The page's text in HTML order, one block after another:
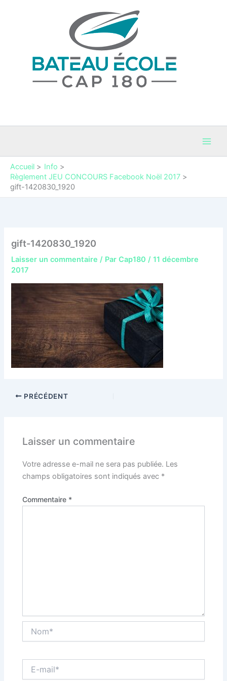
Accueil
Info
Règlement JEU CONCOURS Facebook Noël 2017
gift-1420830_1920
gift-1420830_1920
Laisser un commentaire / ParCap180/11 décembre
2017
PRÉCÉDENT
Laisser un commentaire
Votre adresse e-mail ne sera pas publiée. Les
champs obligatoires sont indiqués avec *
Commentaire *
mail*